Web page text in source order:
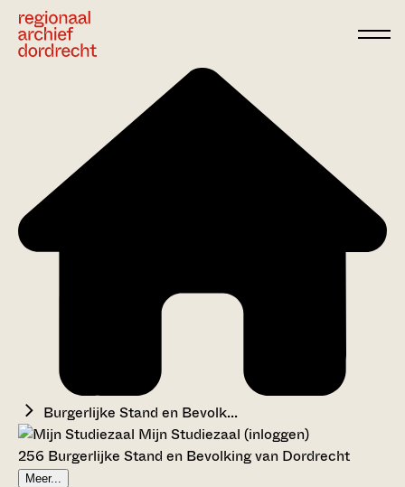
Burgerlijke Stand en Bevolk...
Mijn Studiezaal (inloggen)
256 Burgerlijke Stand en Bevolking van Dordrecht
Meer...